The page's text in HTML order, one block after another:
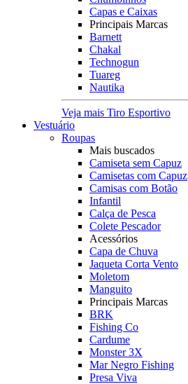
Capas e Caixas
Principais Marcas
Barnett
Chakal
Technogun
Tuareg
Nautika
Veja mais Tiro Esportivo
Vestuário
Roupas
Mais buscados
Camiseta sem Capuz
Camisetas com Capuz
Camisas com Botão
Infantil
Calça de Pesca
Colete Pescador
Acessórios
Capa de Chuva
Jaqueta Corta Vento
Moletom
Manguito
Principais Marcas
BRK
Fishing Co
Cardume
Monster 3X
Mar Negro Fishing
Presa Viva